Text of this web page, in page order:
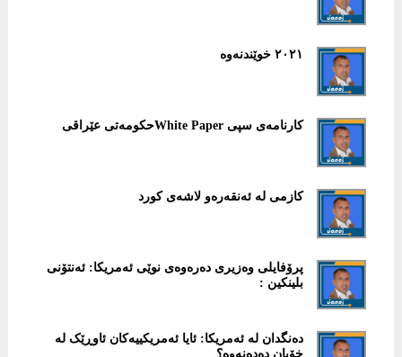
٢٠٢١ خوێندنەوە
کارنامەی سپی White Paperحکومەتی عێراقی
كازمی لە ئەنقەرەو لاشەی كورد
پرۆفایلی وەزیری دەرەوەی نوێی ئەمریکا: ئەنتۆنی
بلینکین :
دەنگدان لە ئەمریکا: ئایا ئەمریکییەکان ئاوڕێک لە
خۆیان دەدەنەوە؟